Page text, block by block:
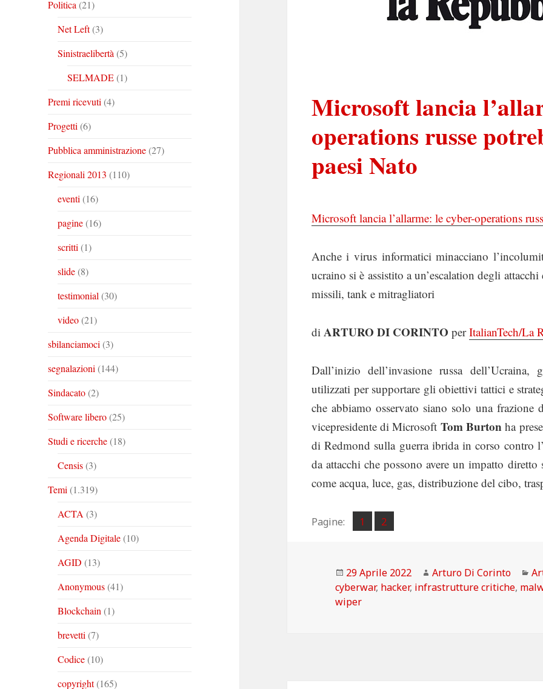
Politica (21)
Net Left(3)
Sinistraelibertà (5)
SELMADE(1)
Premi ricevuti (4)
Progetti (6)
Pubblica amministrazione(27)
Regionali 2013 (110)
eventi (16)
pagine(16)
scritti (1)
slide(8)
testimonial (30)
video(21)
sbilanciamoci (3)
segnalazioni (144)
Sindacato(2)
Software libero(25)
Studi e ricerche(18)
Censis(3)
Temi (1.319)
ACTA (3)
Agenda Digitale(10)
AGID (13)
Anonymous(41)
Blockchain (1)
brevetti (7)
Codice(10)
copyright(165)
Microsoft lancia
operations russe
paesi Nato
Microsoft lancia l’allarme: le cyber-operations
Anche i virus informatici minacciano
ucraino si è assistito a un’escalation degli
missili, tank e mitragliatori
di ARTURO DI CORINTO perItalianTech/La
Dall’inizio dell’invasione russa
utilizzati per supportare gli obiettivi tattici e
che abbiamo osservato siano solo una frazione
vicepresidente di Microsoft Tom Burton ha
di Redmond sulla guerra ibrida in corso contro
da attacchi che possono avere un impatto
come acqua, luce, gas, distribuzione del cibo,
Pagine: Pagina
1 ,
Pagina
2
Scritto
il
29 Aprile 2022 Autore
Arturo Di Corinto
cyberwar, hacker, infrastrutture critiche,
wiper